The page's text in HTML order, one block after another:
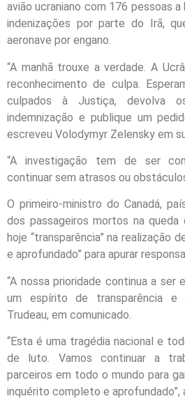
avião ucraniano com 176 pessoas
indenizações por parte do Irã,
aeronave por engano.
“A manhã trouxe a verdade. A
reconhecimento de culpa.
culpados à Justiça, devolva
indemnização e publique um
escreveu Volodymyr Zelensky em
“A investigação tem de ser
continuar sem atrasos ou
O primeiro-ministro do Canadá,
dos passageiros mortos na queda
hoje “transparência” na realização
e aprofundado” para apurar
“A nossa prioridade continua a
um espírito de transparência e
Trudeau, em comunicado.
“Esta é uma tragédia nacional e
de luto. Vamos continuar a
parceiros em todo o mundo para
inquérito completo e aprofundado”,